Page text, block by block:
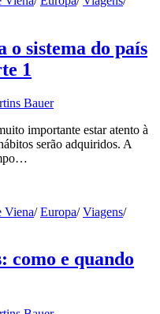
o sistema do país
1
Bauer
importante estar atento à
serão adquiridos. A
Viena/ Europa/ Viagens/
como e quando